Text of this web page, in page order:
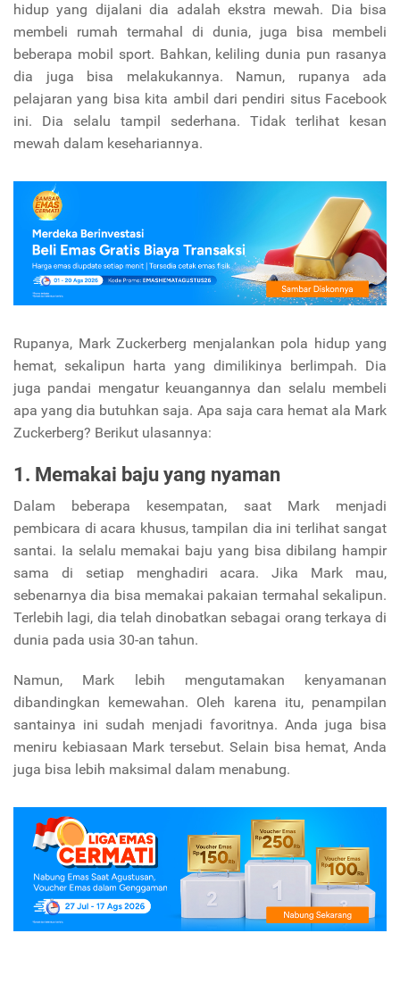
hidup yang dijalani dia adalah ekstra mewah. Dia bisa
membeli rumah termahal di dunia, juga bisa membeli
beberapa mobil sport. Bahkan, keliling dunia pun rasanya
dia juga bisa melakukannya. Namun, rupanya ada
pelajaran yang bisa kita ambil dari pendiri situs Facebook
ini. Dia selalu tampil sederhana. Tidak terlihat kesan
mewah dalam kesehariannya.
Rupanya, Mark Zuckerberg menjalankan pola hidup yang
hemat, sekalipun harta yang dimilikinya berlimpah. Dia
juga pandai mengatur keuangannya dan selalu membeli
apa yang dia butuhkan saja. Apa saja cara hemat ala Mark
Zuckerberg? Berikut ulasannya:
1. Memakai baju yang nyaman
Dalam beberapa kesempatan, saat Mark menjadi
pembicara di acara khusus, tampilan dia ini terlihat sangat
santai. Ia selalu memakai baju yang bisa dibilang hampir
sama di setiap menghadiri acara. Jika Mark mau,
sebenarnya dia bisa memakai pakaian termahal sekalipun.
Terlebih lagi, dia telah dinobatkan sebagai orang terkaya di
dunia pada usia 30-an tahun.
Namun, Mark lebih mengutamakan kenyamanan
dibandingkan kemewahan. Oleh karena itu, penampilan
santainya ini sudah menjadi favoritnya. Anda juga bisa
meniru kebiasaan Mark tersebut. Selain bisa hemat, Anda
juga bisa lebih maksimal dalam menabung.